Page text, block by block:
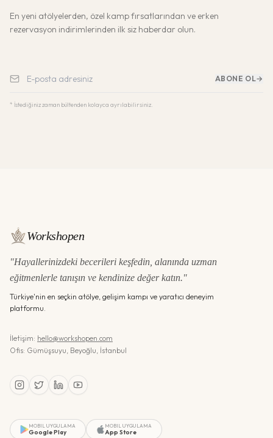
En yeni atölyelerden, özel kamp fırsatlarından ve erken
rezervasyon indirimlerinden ilk siz haberdar olun.
ABONE OL→
* İstediğiniz zaman bültenden kolayca ayrılabilirsiniz.
Workshopen
"Hayallerinizdeki becerileri keşfedin, alanında uzman
eğitmenlerle tanışın ve kendinize değer katın."
Türkiye'nin en seçkin atölye, gelişim kampı ve yaratıcı deneyim
platformu.
İletişim: hello@workshopen.com
Ofis: Gümüşsuyu, Beyoğlu, İstanbul
MOBIL UYGULAMA
Google Play
MOBIL UYGULAMA
App Store